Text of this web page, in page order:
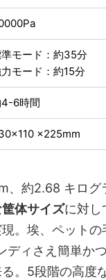
モード：約35分
モード：約15分
6時間
x225mm
約‎2.68 キログ
体サイズに対し
。埃、ペットの
ディさえ簡単か
る。5段階の高度